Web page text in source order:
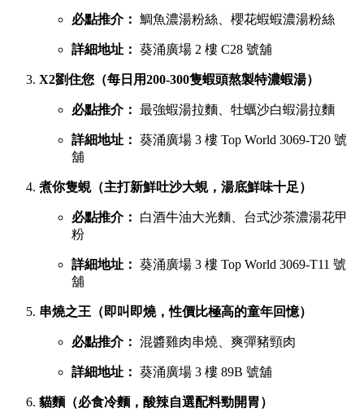
必點推介： 鯛魚濃湯粉絲、櫻花蝦蝦濃湯粉絲
詳細地址： 葵涌廣場 2 樓 C28 號舖
X2劉住您（每日用200-300隻蝦頭熬製特濃蝦湯）
必點推介： 最強蝦湯拉麵、牡蠣沙白蝦湯拉麵
詳細地址： 葵涌廣場 3 樓 Top World 3069-T20 號
舖
煮你隻蜆（主打新鮮吐沙大蜆，湯底鮮味十足）
必點推介：
白酒牛油大光麵、台式沙茶濃湯花甲
粉
詳細地址： 葵涌廣場 3 樓 Top World 3069-T11 號
舖
串燒之王（即叫即燒，性價比極高的童年回憶）
必點推介： 混醬雞肉串燒、爽彈豬頸肉
詳細地址： 葵涌廣場 3 樓 89B 號舖
貓麵（必食冷麵，酸辣自選配料勁開胃）